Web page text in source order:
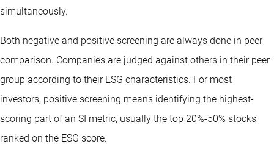
simultaneously.
Both negative and positive screening are always done in peer
comparison. Companies are judged against others in their peer
group according to their ESG characteristics. For most
investors, positive screening means identifying the highest-
scoring part of an SI metric, usually the top 20%-50% stocks
ranked on the ESG score.